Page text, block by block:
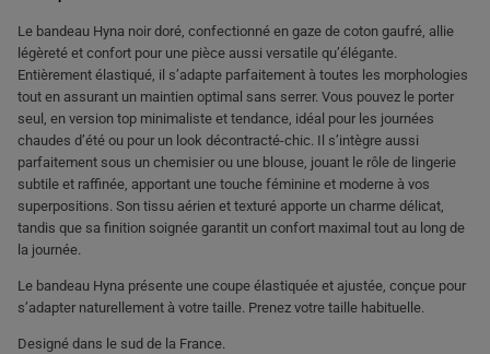
Le bandeau Hyna noir doré, confectionné en gaze de coton gaufré, allie
légèreté et confort pour une pièce aussi versatile qu’élégante.
Entièrement élastiqué, il s’adapte parfaitement à toutes les morphologies
tout en assurant un maintien optimal sans serrer. Vous pouvez le porter
seul, en version top minimaliste et tendance, idéal pour les journées
chaudes d’été ou pour un look décontracté-chic. Il s’intègre aussi
parfaitement sous un chemisier ou une blouse, jouant le rôle de lingerie
subtile et raffinée, apportant une touche féminine et moderne à vos
superpositions. Son tissu aérien et texturé apporte un charme délicat,
tandis que sa finition soignée garantit un confort maximal tout au long de
la journée.
Le bandeau Hyna présente une coupe élastiquée et ajustée, conçue pour
s’adapter naturellement à votre taille. Prenez votre taille habituelle.
Designé dans le sud de la France.